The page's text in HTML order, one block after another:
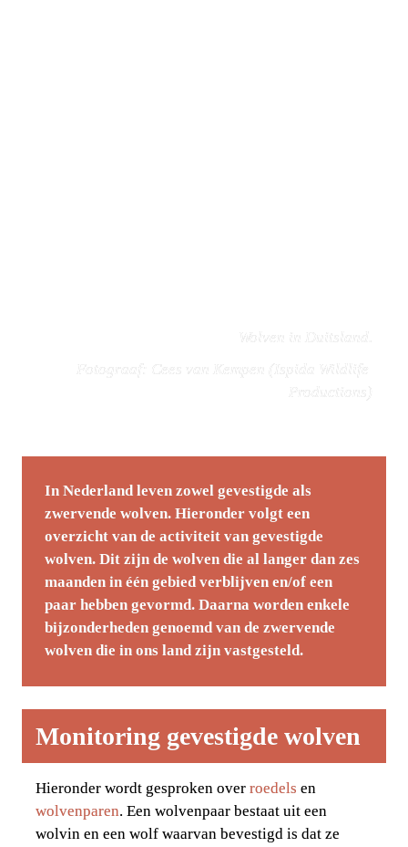
In Nederland leven zowel gevestigde als
zwervende wolven. Hieronder volgt een
overzicht van de activiteit van gevestigde
wolven. Dit zijn de wolven die al langer dan zes
maanden in één gebied verblijven en/of een
paar hebben gevormd. Daarna worden enkele
bijzonderheden genoemd van de zwervende
wolven die in ons land zijn vastgesteld.
Monitoring gevestigde wolven
Hieronder wordt gesproken over roedels
wolvenparen. Een wolvenpaar bestaat uit een
wolvin en een wolf waarvan bevestigd is dat ze